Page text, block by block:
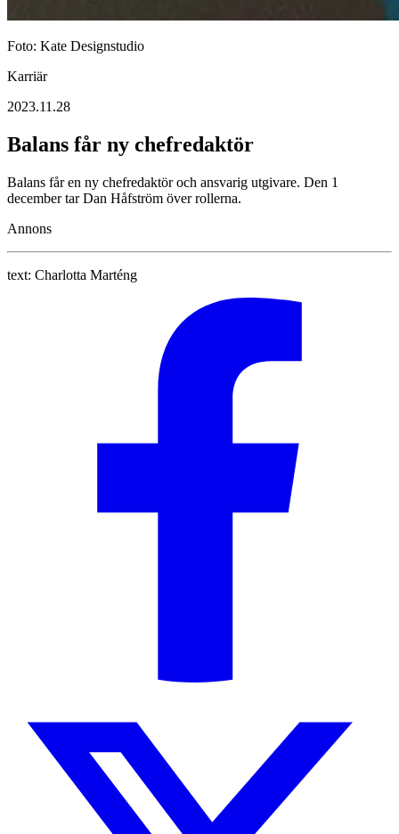
Foto: Kate Designstudio
Karriär
2023.11.28
Balans får ny chefredaktör
Balans får en ny chefredaktör och ansvarig utgivare. Den 1
december tar Dan Håfström över rollerna.
Annons
text: Charlotta Marténg